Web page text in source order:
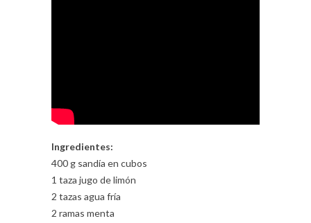
Ingredientes:
400 g sandía en cubos
1 taza jugo de limón
2 tazas agua fría
2 ramas menta